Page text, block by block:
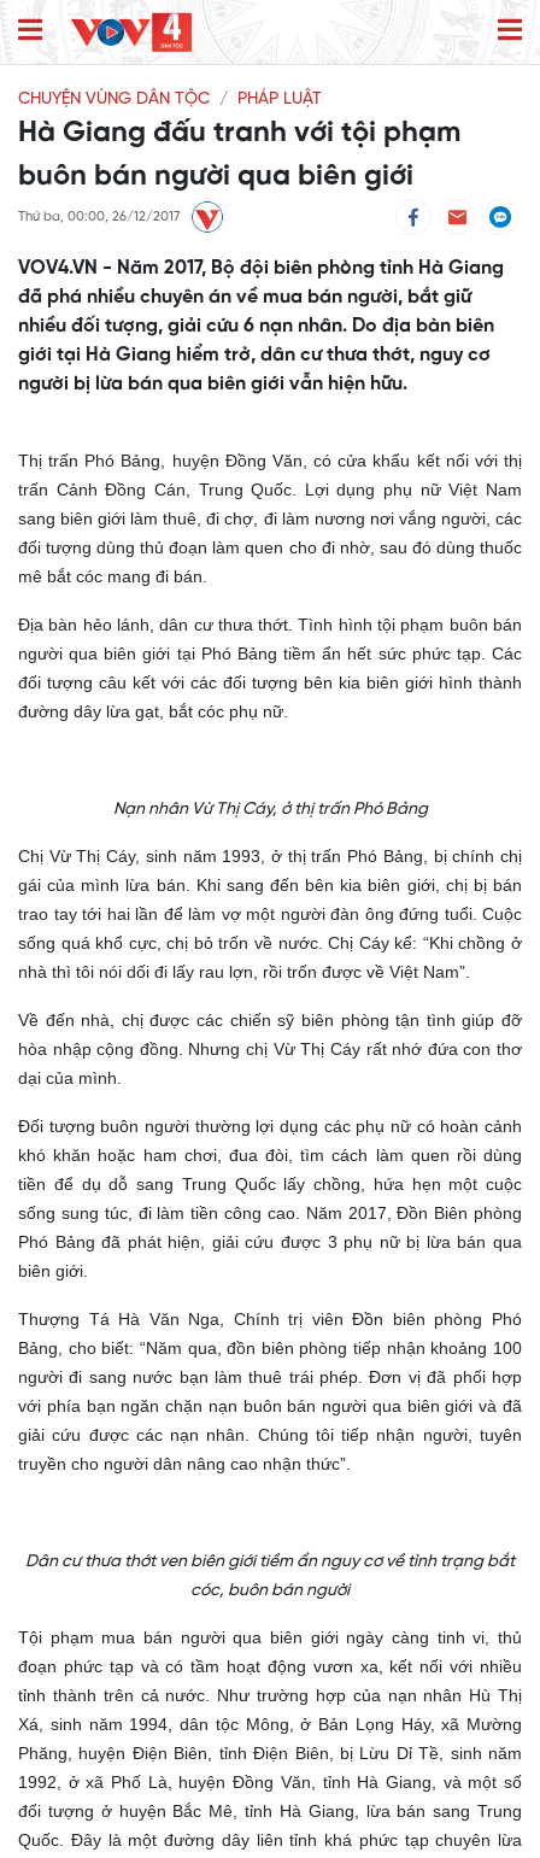
CHUYỆN VÙNG DÂN TỘC PHÁP LUẬT
Hà Giang đấu tranh với tội phạm
buôn bán người qua biên giới
Thứ ba, 00:00, 26/12/2017
VOV4.VN - Năm 2017, Bộ đội biên phòng tỉnh Hà Giang
đã phá nhiều chuyên án về mua bán người, bắt giữ
nhiều đối tượng, giải cứu 6 nạn nhân. Do địa bàn biên
giới tại Hà Giang hiểm trở, dân cư thưa thớt, nguy cơ
người bị lừa bán qua biên giới vẫn hiện hữu.
Thị trấn Phó Bảng, huyện Đồng Văn, có cửa khẩu kết nối với thị
trấn Cảnh Đồng Cán, Trung Quốc. Lợi dụng phụ nữ Việt Nam
sang biên giới làm thuê, đi chợ, đi làm nương nơi vắng người, các
đối tượng dùng thủ đoạn làm quen cho đi nhờ, sau đó dùng thuốc
mê bắt cóc mang đi bán.
Địa bàn hẻo lánh, dân cư thưa thớt. Tình hình tội phạm buôn bán
người qua biên giới tại Phó Bảng tiềm ẩn hết sức phức tạp. Các
đối tượng câu kết với các đối tượng bên kia biên giới hình thành
đường dây lừa gạt, bắt cóc phụ nữ.
Nạn nhân Vừ Thị Cáy, ở thị trấn Phó Bảng
Chị Vừ Thị Cáy, sinh năm 1993, ở thị trấn Phó Bảng, bị chính chị
gái của mình lừa bán. Khi sang đến bên kia biên giới, chị bị bán
trao tay tới hai lần để làm vợ một người đàn ông đứng tuổi. Cuộc
sống quá khổ cực, chị bỏ trốn về nước. Chị Cáy kể: “Khi chồng ở
nhà thì tôi nói dối đi lấy rau lợn, rồi trốn được về Việt Nam”.
Về đến nhà, chị được các chiến sỹ biên phòng tận tình giúp đỡ
hòa nhập cộng đồng. Nhưng chị Vừ Thị Cáy rất nhớ đứa con thơ
dại của mình.
Đối tượng buôn người thường lợi dụng các phụ nữ có hoàn cảnh
khó khăn hoặc ham chơi, đua đòi, tìm cách làm quen rồi dùng
tiền để dụ dỗ sang Trung Quốc lấy chồng, hứa hẹn một cuộc
sống sung túc, đi làm tiền công cao. Năm 2017, Đồn Biên phòng
Phó Bảng đã phát hiện, giải cứu được 3 phụ nữ bị lừa bán qua
biên giới.
Thượng Tá Hà Văn Nga, Chính trị viên Đồn biên phòng Phó
Bảng, cho biết: “Năm qua, đồn biên phòng tiếp nhận khoảng 100
người đi sang nước bạn làm thuê trái phép. Đơn vị đã phối hợp
với phía bạn ngăn chặn nạn buôn bán người qua biên giới và đã
giải cứu được các nạn nhân. Chúng tôi tiếp nhận người, tuyên
truyền cho người dân nâng cao nhận thức”.
Dân cư thưa thớt ven biên giới tiềm ẩn nguy cơ về tình trạng bắt
cóc, buôn bán người
Tội phạm mua bán người qua biên giới ngày càng tinh vi, thủ
đoạn phức tạp và có tầm hoạt động vươn xa, kết nối với nhiều
tỉnh thành trên cả nước. Như trường hợp của nạn nhân Hù Thị
Xá, sinh năm 1994, dân tộc Mông, ở Bản Lọng Háy, xã Mường
Phăng, huyện Điện Biên, tỉnh Điện Biên, bị Lừu Dỉ Tề, sinh năm
1992, ở xã Phố Là, huyện Đồng Văn, tỉnh Hà Giang, và một số
đối tượng ở huyện Bắc Mê, tỉnh Hà Giang, lừa bán sang Trung
Quốc. Đây là một đường dây liên tỉnh khá phức tạp chuyên lừa